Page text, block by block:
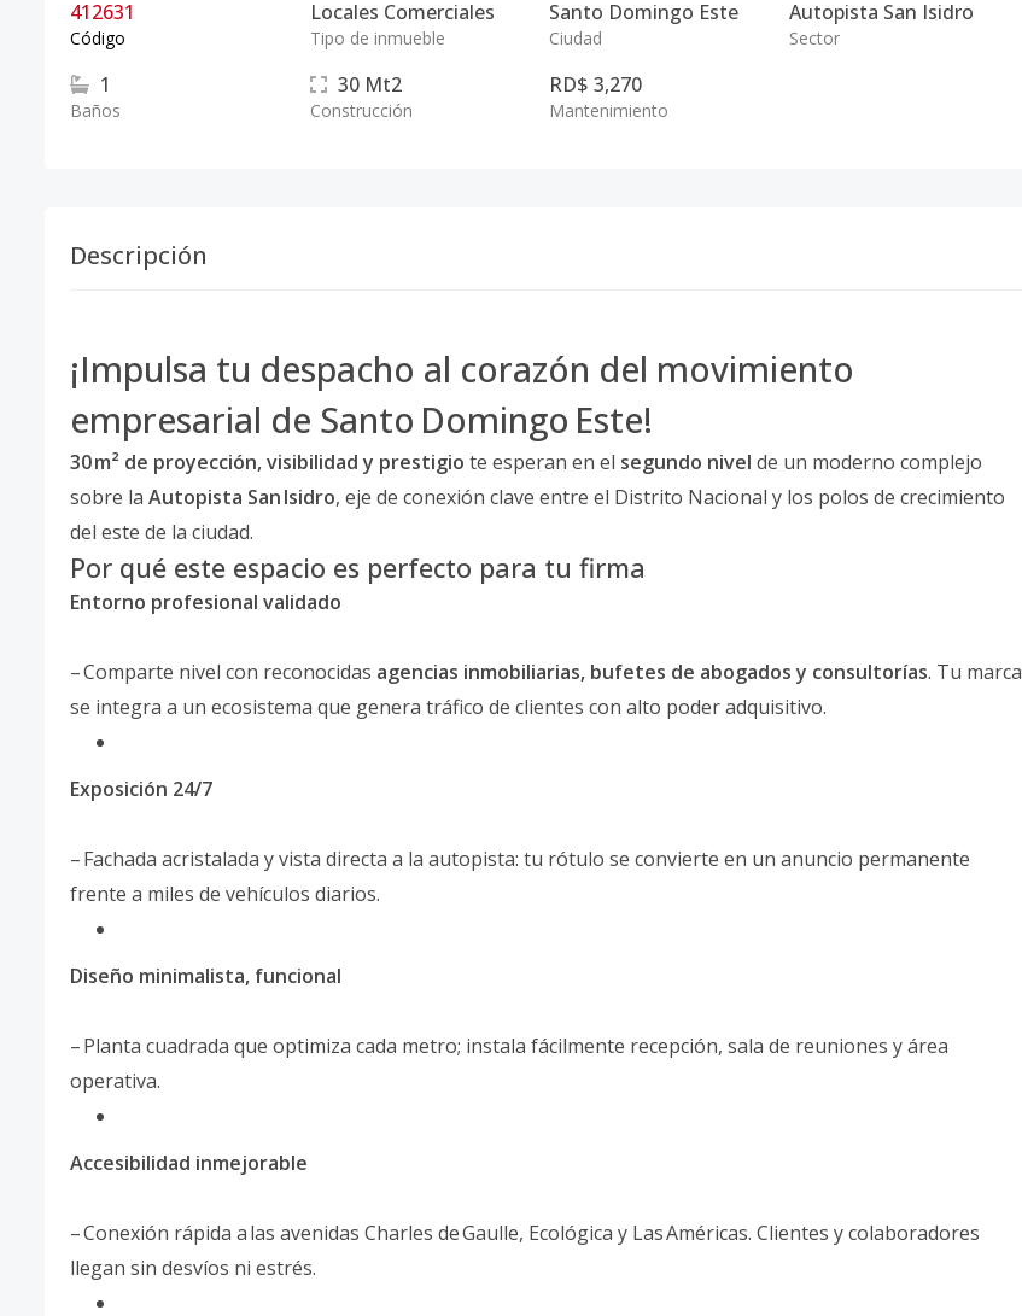
412631
Código
Locales Comerciales
Tipo de inmueble
Santo Domingo Este
Ciudad
Autopista San Isidro
Sector
1
Baños
30 Mt2
Construcción
RD$ 3,270
Mantenimiento
Descripción
¡Impulsa tu despacho al corazón del movimiento
empresarial de Santo Domingo Este!
30 m² de proyección, visibilidad y prestigio te esperan en el segundo nivel de un moderno complejo
sobre la Autopista San Isidro, eje de conexión clave entre el Distrito Nacional y los polos de crecimiento
del este de la ciudad.
Por qué este espacio es perfecto para tu firma
Entorno profesional validado
– Comparte nivel con reconocidas agencias inmobiliarias, bufetes de abogados y consultorías. Tu marca
se integra a un ecosistema que genera tráfico de clientes con alto poder adquisitivo.
Exposición 24/7
– Fachada acristalada y vista directa a la autopista: tu rótulo se convierte en un anuncio permanente
frente a miles de vehículos diarios.
Diseño minimalista, funcional
– Planta cuadrada que optimiza cada metro; instala fácilmente recepción, sala de reuniones y área
operativa.
Accesibilidad inmejorable
– Conexión rápida a las avenidas Charles de Gaulle, Ecológica y Las Américas. Clientes y colaboradores
llegan sin desvíos ni estrés.